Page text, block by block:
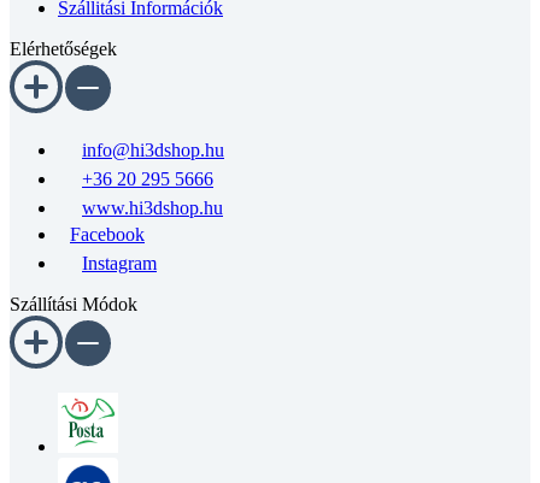
+36 20 295 5666
www.hi3dshop.hu
Facebook
Instagram